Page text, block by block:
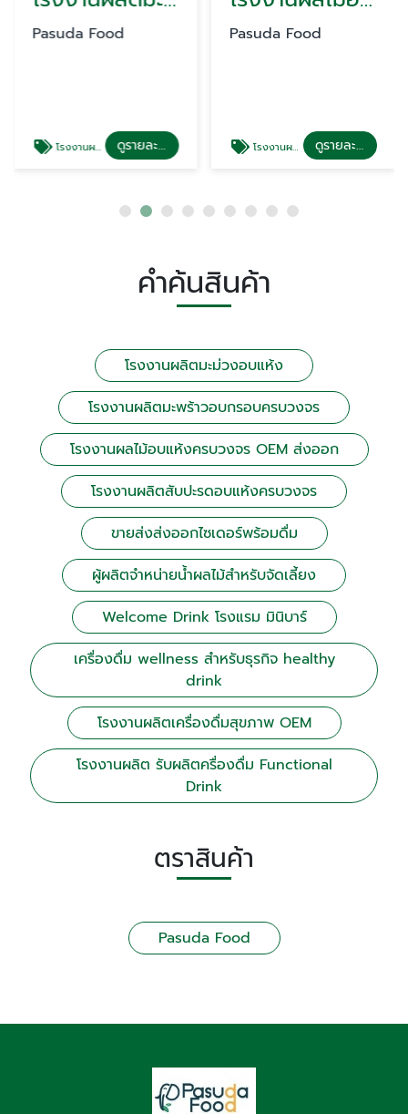
Pasuda Food
โรงงานผลิตมะพร้าวอบกรอบครบวงจร ดูรายละเอียด
Pasuda Food
โรงงานผลไม้อบแห้งครบวงจร OEM ส่งออก ดูรายละเอียด
คำค้นสินค้า
โรงงานผลิตมะม่วงอบแห้ง
โรงงานผลิตมะพร้าวอบกรอบครบวงจร
โรงงานผลไม้อบแห้งครบวงจร OEM ส่งออก
โรงงานผลิตสับปะรดอบแห้งครบวงจร
ขายส่งส่งออกไซเดอร์พร้อมดื่ม
ผู้ผลิตจำหน่ายน้ำผลไม้สำหรับจัดเลี้ยง
Welcome Drink โรงแรม มินิบาร์
เครื่องดื่ม wellness สำหรับธุรกิจ healthy
drink
โรงงานผลิตเครื่องดื่มสุขภาพ OEM
โรงงานผลิต รับผลิตครื่องดื่ม Functional
Drink
ตราสินค้า
Pasuda Food